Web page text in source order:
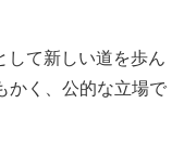
て新しい道を歩ん
かく、公的な立場で